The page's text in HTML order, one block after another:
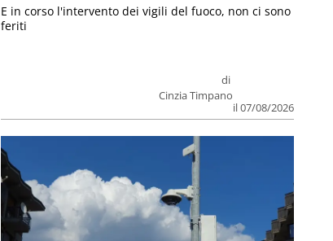
di
Cinzia Timpano
il 07/08/2026
E in corso l'intervento dei vigili del fuoco, non ci sono
feriti